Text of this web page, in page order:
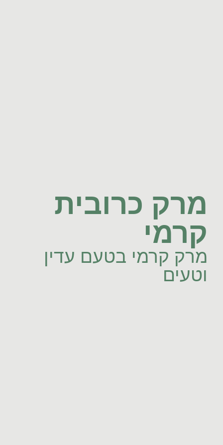
מרק כרובית
קרמי
מרק קרמי בטעם עדין
וטעים